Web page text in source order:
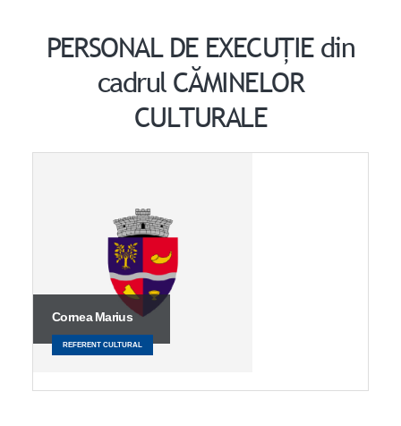
PERSONAL DE EXECUȚIE din
cadrul CĂMINELOR
CULTURALE
Cornea Marius
REFERENT CULTURAL